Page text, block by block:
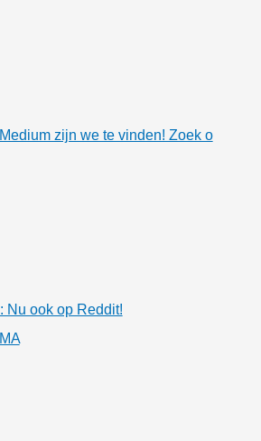
zijn we te vinden! Zoek o
Nu ook op Reddit!